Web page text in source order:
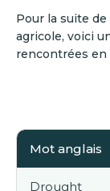
Pour la suite
agricole, voici
rencontrées en
Mot anglais
Drought